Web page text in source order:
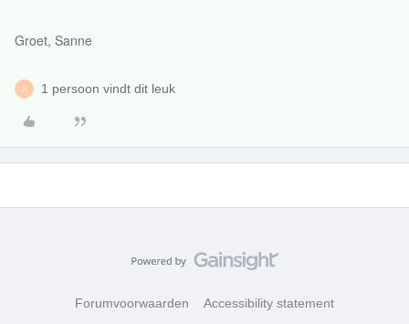
Groet, Sanne
S 1 persoon vindt dit leuk
Forumvoorwaarden Accessibility statement